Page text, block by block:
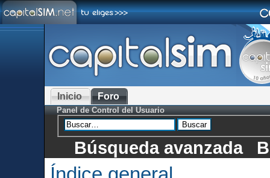
Inicio Foro
Panel de Control del Usuario
Búsqueda avanzada